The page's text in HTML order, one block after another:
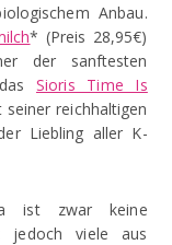
Anbau.
* (Preis 28,95€)
der sanftesten
dasSioris Time Is
reichhaltigen
Liebling aller K-
ist zwar keine
jedoch viele aus